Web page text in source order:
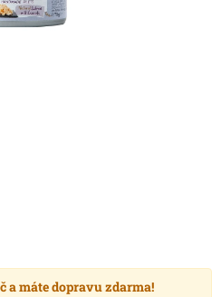
a mátedopravu zdarma!